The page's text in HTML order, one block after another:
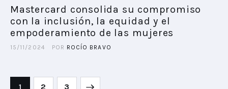
Mastercard consolida su compromiso
con la inclusión, la equidad y el
empoderamiento de las mujeres
15/11/2024 POR ROCÍO BRAVO
1 2 3
>